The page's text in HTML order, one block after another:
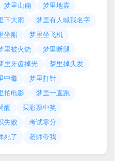
梦里山崩
梦里地震
下大雨
梦里有人喊我名字
坐船
梦里坐飞机
里被火烧
梦里断腿
里牙齿掉光
梦里掉头发
中毒
梦里打针
拍电影
梦里一直跑
醒
买彩票中奖
失败
考试零分
死了 老师夸我